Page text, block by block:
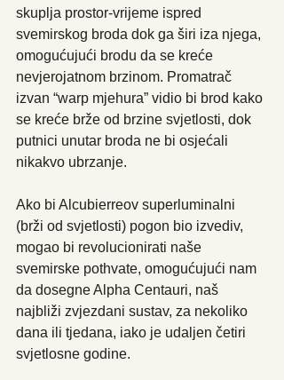
skuplja prostor-vrijeme ispred
svemirskog broda dok ga širi iza njega,
omogućujući brodu da se kreće
nevjerojatnom brzinom. Promatrač
izvan “warp mjehura” vidio bi brod kako
se kreće brže od brzine svjetlosti, dok
putnici unutar broda ne bi osjećali
nikakvo ubrzanje.
Ako bi Alcubierreov superluminalni
(brži od svjetlosti) pogon bio izvediv,
mogao bi revolucionirati naše
svemirske pothvate, omogućujući nam
da dosegne Alpha Centauri, naš
najbliži zvjezdani sustav, za nekoliko
dana ili tjedana, iako je udaljen četiri
svjetlosne godine.